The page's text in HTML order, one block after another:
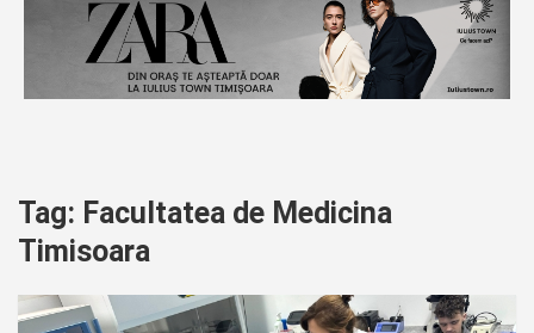
Tag: Facultatea de Medicina
Timisoara